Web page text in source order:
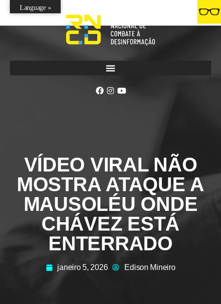
VÍDEO VIRAL NÃO
MOSTRA ATAQUE A
MAUSOLÉU ONDE
CHÁVEZ ESTÁ
ENTERRADO
janeiro 5, 2026 Edison Mineiro
Language »